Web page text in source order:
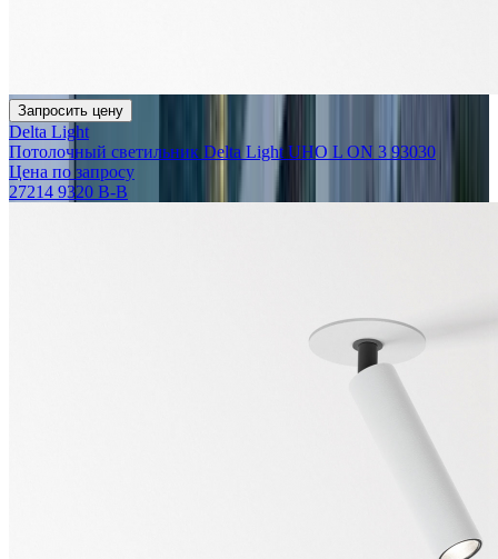
Запросить цену
Delta Light
Потолочный светильник Delta Light UHO L ON 3 93030
Цена по запросу
27214 9320 B-B